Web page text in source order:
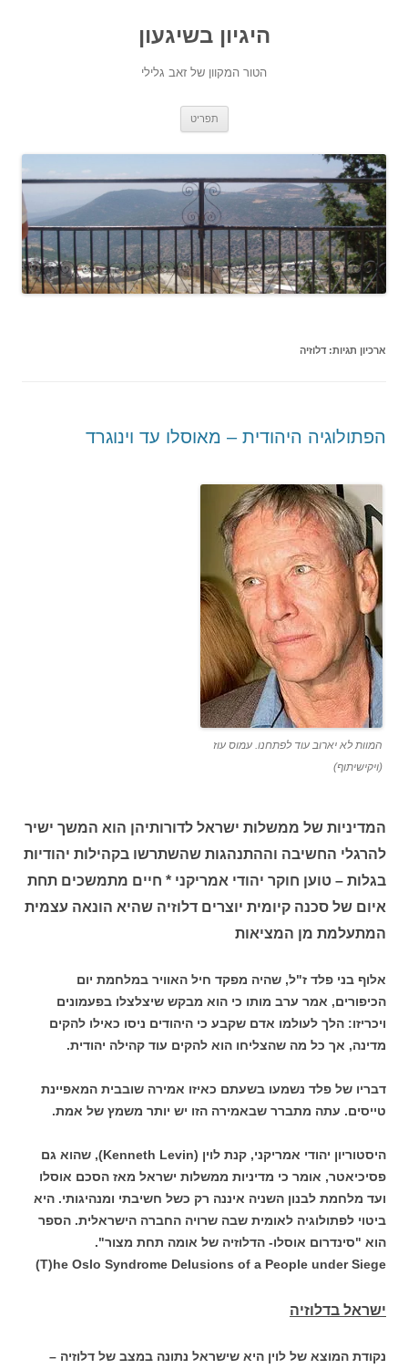
היגיון בשיגעון
הטור המקוון של זאב גלילי
תפריט
ארכיון תגיות: דלוזיה
הפתולוגיה היהודית – מאוסלו עד וינוגרד
המוות לא יארוב עוד לפתחנו. עמוס עוז
(ויקישיתוף)
המדיניות של ממשלות ישראל לדורותיהן הוא המשך ישיר
להרגלי החשיבה וההתנהגות שהשתרשו בקהילות יהודיות
בגלות – טוען חוקר יהודי אמריקני * חיים מתמשכים תחת
איום של סכנה קיומית יוצרים דלוזיה שהיא הונאה עצמית
המתעלמת מן המציאות
אלוף בני פלד ז"ל, שהיה מפקד חיל האוויר במלחמת יום
הכיפורים, אמר ערב מותו כי הוא מבקש שיצלצלו בפעמונים
ויכריזו: הלך לעולמו אדם שקבע כי היהודים ניסו כאילו להקים
מדינה, אך כל מה שהצליחו הוא להקים עוד קהילה יהודית.
דבריו של פלד נשמעו בשעתם כאיזו אמירה שובבית המאפיינת
טייסים. עתה מתברר שבאמירה הזו יש יותר משמץ של אמת.
היסטוריון יהודי אמריקני, קנת לוין (Kenneth Levin), שהוא גם
פסיכיאטר, אומר כי מדיניות ממשלות ישראל מאז הסכם אוסלו
ועד מלחמת לבנון השניה איננה רק כשל חשיבתי ומנהיגותי. היא
ביטוי לפתולוגיה לאומית שבה שרויה החברה הישראלית. הספר
הוא "סינדרום אוסלו- הדלוזיה של אומה תחת מצור".
T)he Oslo Syndrome Delusions of a People under Siege)
ישראל בדלוזיה
נקודת המוצא של לוין היא שישראל נתונה במצב של דלוזיה –